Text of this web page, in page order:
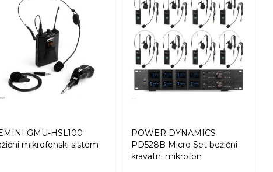
GMU-HSL100
mikrofonski sistem
POWER DYNAMICS
PD528B Micro Set bežični
kravatni mikrofon